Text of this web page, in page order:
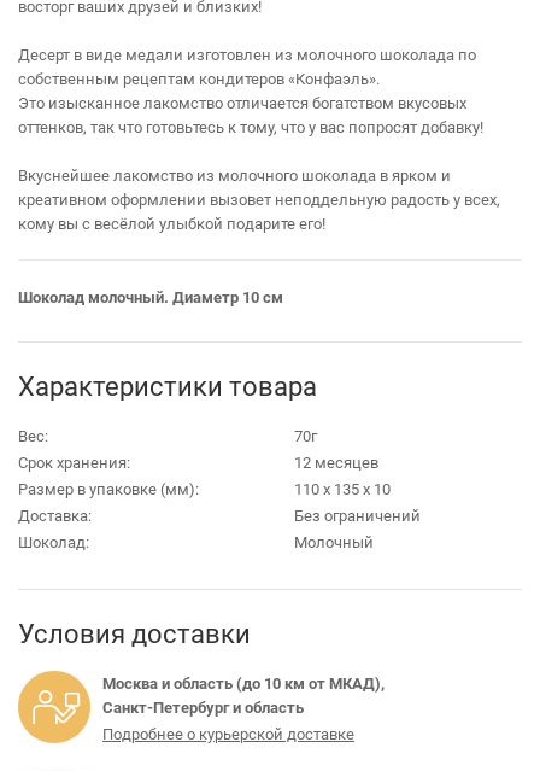
восторг ваших друзей и близких!
Десерт в виде медали изготовлен из молочного шоколада по
собственным рецептам кондитеров «Конфаэль».
Это изысканное лакомство отличается богатством вкусовых
оттенков, так что готовьтесь к тому, что у вас попросят добавку!
Вкуснейшее лакомство из молочного шоколада в ярком и
креативном оформлении вызовет неподдельную радость у всех,
кому вы с весёлой улыбкой подарите его!
Шоколад молочный. Диаметр 10 см
Характеристики товара
Вес:
70г
Срок хранения:
12 месяцев
Размер в упаковке (мм):
110 х 135 х 10
Доставка:
Без ограничений
Шоколад:
Молочный
Условия доставки
Москва и область (до 10 км от МКАД),
Санкт-Петербург и область
Подробнее о курьерской доставке